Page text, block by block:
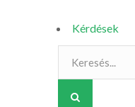
Kérdések